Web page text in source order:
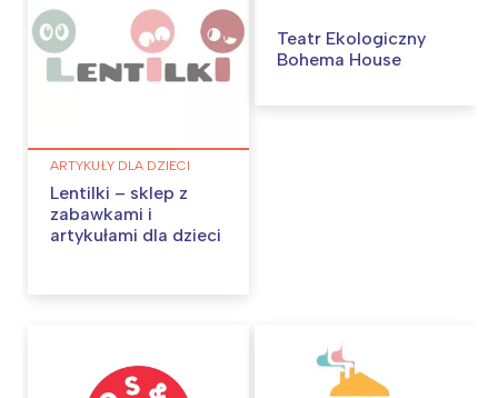
ARTYKUŁY DLA DZIECI
Lentilki – sklep z
zabawkami i
artykułami dla dzieci
Teatr Ekologiczny
Bohema House